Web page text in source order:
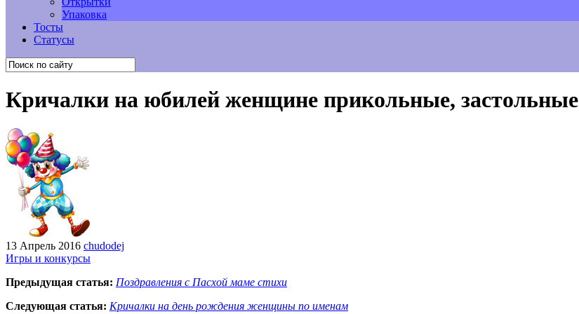
Упаковка
Тосты
Статусы
Кричалки на юбилей женщине прикольные, застольные
13 Апрель 2016 chudodej
Игры и конкурсы
Предыдущая статья: Поздравления с Пасхой маме стихи
Следующая статья: Кричалки на день рождения женщины по именам